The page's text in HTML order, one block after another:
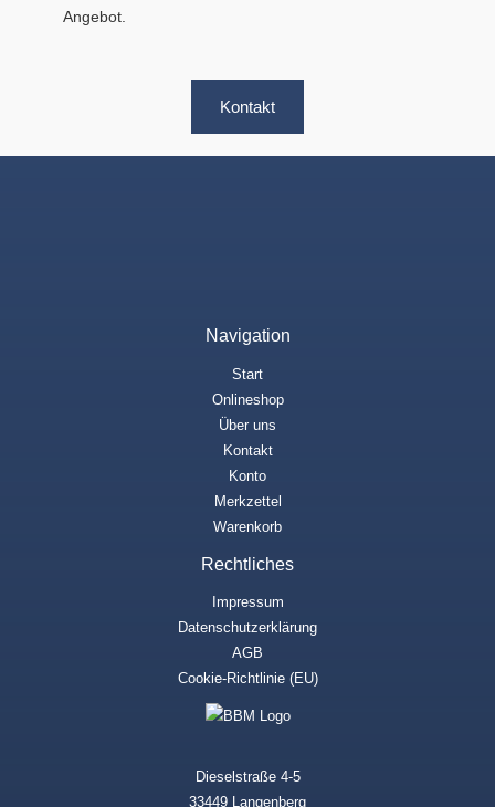
Angebot.
Kontakt
Navigation
Start
Onlineshop
Über uns
Kontakt
Konto
Merkzettel
Warenkorb
Rechtliches
Impressum
Datenschutzerklärung
AGB
Cookie-Richtlinie (EU)
Dieselstraße 4-5
33449 Langenberg